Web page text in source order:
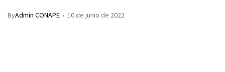
ByAdmin CONAPE 10 de junio de 2022